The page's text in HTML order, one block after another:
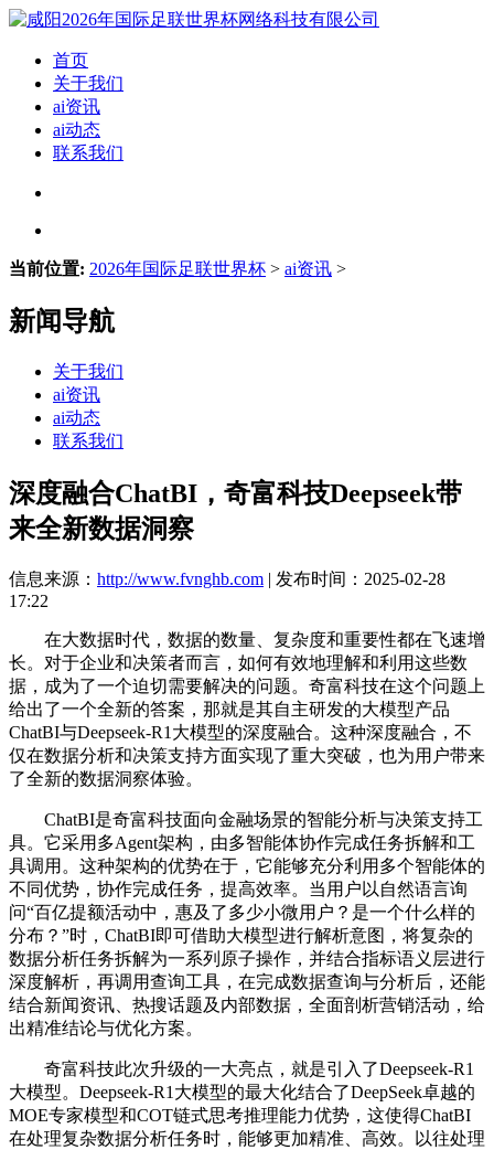
首页
关于我们
ai资讯
ai动态
联系我们
当前位置: 2026年国际足联世界杯 > ai资讯 >
新闻导航
关于我们
ai资讯
ai动态
联系我们
深度融合ChatBI，奇富科技Deepseek带
来全新数据洞察
信息来源： http://www.fvnghb.com | 发布时间：2025-02-28
17:22
在大数据时代，数据的数量、复杂度和重要性都在飞速增
长。对于企业和决策者而言，如何有效地理解和利用这些数
据，成为了一个迫切需要解决的问题。奇富科技在这个问题上
给出了一个全新的答案，那就是其自主研发的大模型产品
ChatBI与Deepseek-R1大模型的深度融合。这种深度融合，不
仅在数据分析和决策支持方面实现了重大突破，也为用户带来
了全新的数据洞察体验。
ChatBI是奇富科技面向金融场景的智能分析与决策支持工
具。它采用多Agent架构，由多智能体协作完成任务拆解和工
具调用。这种架构的优势在于，它能够充分利用多个智能体的
不同优势，协作完成任务，提高效率。当用户以自然语言询
问“百亿提额活动中，惠及了多少小微用户？是一个什么样的
分布？”时，ChatBI即可借助大模型进行解析意图，将复杂的
数据分析任务拆解为一系列原子操作，并结合指标语义层进行
深度解析，再调用查询工具，在完成数据查询与分析后，还能
结合新闻资讯、热搜话题及内部数据，全面剖析营销活动，给
出精准结论与优化方案。
奇富科技此次升级的一大亮点，就是引入了Deepseek-R1
大模型。Deepseek-R1大模型的最大化结合了DeepSeek卓越的
MOE专家模型和COT链式思考推理能力优势，这使得ChatBI
在处理复杂数据分析任务时，能够更加精准、高效。以往处理